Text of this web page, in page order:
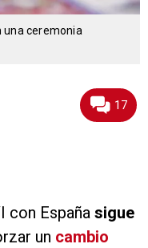
una ceremonia
17
con España sigue
un cambio